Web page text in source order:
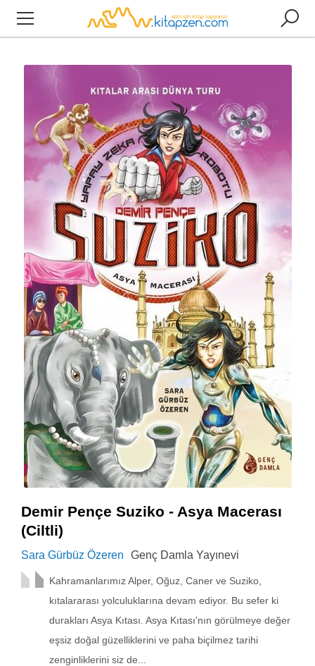
Demir Pençe Suziko - Asya Macerası
(Ciltli)
Sara Gürbüz Özeren Genç Damla Yayınevi
Kahramanlarımız Alper, Oğuz, Caner ve Suziko,
kıtalararası yolculuklarına devam ediyor. Bu sefer ki
durakları Asya Kıtası. Asya Kıtası'nın görülmeye değer
eşsiz doğal güzelliklerini ve paha biçilmez tarihi
zenginliklerini siz de...